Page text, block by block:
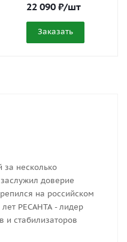
22 090₽/шт
Заказать
за несколько
доверие
на российском
РЕСАНТА - лидер
и стабилизаторов